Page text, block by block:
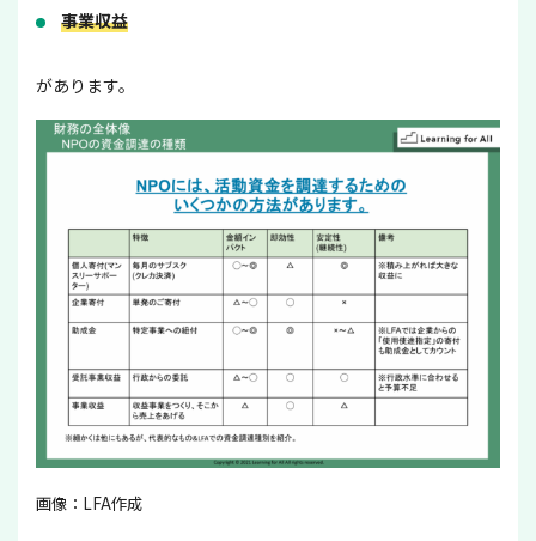
事業収益
があります。
画像：LFA作成